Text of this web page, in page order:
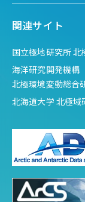
関連サイト
国立極地研究所 北
海洋研究開発機構
北極環境変動総合
北海道大学 北極域